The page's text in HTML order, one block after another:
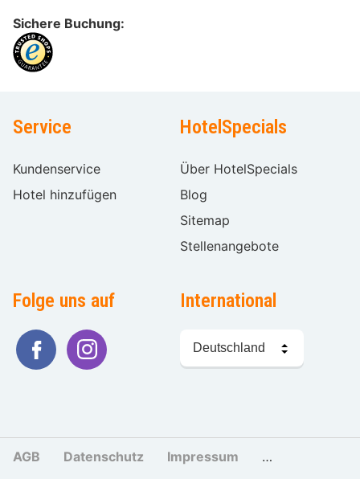
Sichere Buchung:
Service
Kundenservice
Hotel hinzufügen
HotelSpecials
Über HotelSpecials
Blog
Sitemap
Stellenangebote
Folge uns auf International
wählen
AGB Datenschutz Impressum Cookies und